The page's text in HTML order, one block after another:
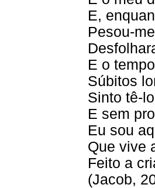
E,
Pesou-
E o
Súbitos
Sinto tê-
E sem
Eu sou
Que vive
Feito a
(Jacob,